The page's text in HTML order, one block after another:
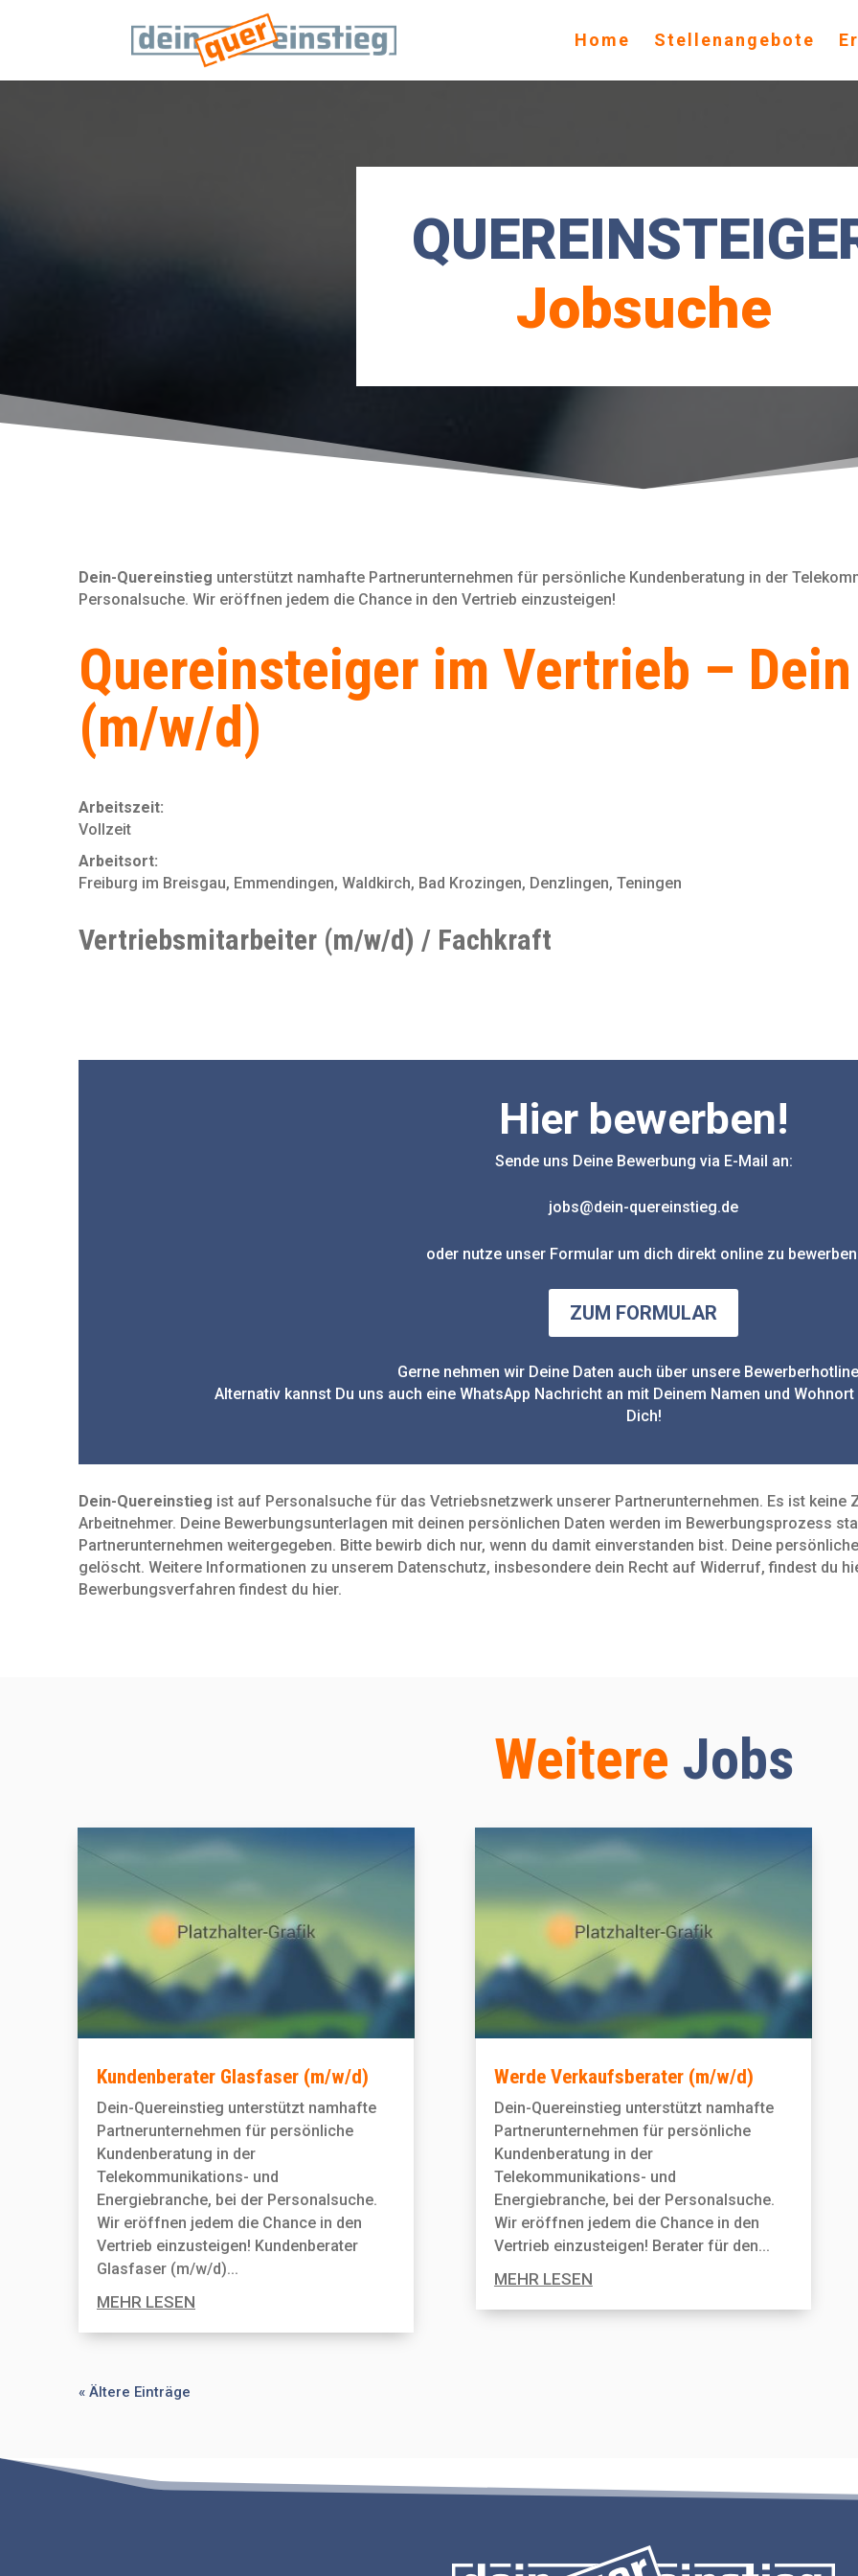
Home Stellenangebote
Jobsuche
Dein-Quereinstieg unterstützt namhafte Partnerunternehmen für persönliche Kundenberatung in der
Personal­suche. Wir eröffnen jedem die Chance in den Vertrieb einzusteigen!
Quereinsteiger im Vertrieb –
(m/w/d)
Arbeitszeit:
Vollzeit
Arbeitsort:
Freiburg im Breisgau, Emmendingen, Waldkirch, Bad Krozingen, Denzlingen, Teningen
Vertriebsmitarbeiter (m/w/d) / Fachkraft
Hier bewerben!
Sende uns Deine Bewerbung via E-Mail an:
jobs@dein-quereinstieg.de
oder nutze unser Formular um dich direkt online zu
ZUM FORMULAR
Gerne nehmen wir Deine Daten auch über unsere
Alternativ kannst Du uns auch eine WhatsApp Nachricht an mit Deinem Namen und
Dich!
Dein-Quereinstieg ist auf Personalsuche für das Vetriebsnetzwerk unserer Partnerunternehmen. Es ist
Arbeit­nehmer. Deine Bewerbungs­unter­lagen mit deinen persön­lichen Daten werden im Bewerbungs­prozess
Partnerunternehmen weitergegeben. Bitte bewirb dich nur, wenn du damit ein­verstanden bist. Deine
gelöscht. Weitere Infor­mationen zu unserem Daten­schutz, insbe­sondere dein Recht auf Widerruf, findest du
Bewerbungs­verfahren findest du hier.
Weitere Jobs
Kundenberater Glasfaser (m/w/d)
Dein-Quereinstieg unterstützt namhafte
Partnerunternehmen für persönliche
Kundenberatung in der
Telekommunikations- und
Energiebranche, bei der Personal­suche.
Wir eröffnen jedem die Chance in den
Vertrieb einzusteigen! Kundenberater
Glasfaser (m/w/d)...
MEHR LESEN
Werde Verkaufsberater (m/w/d)
Dein-Quereinstieg unterstützt namhafte
Partnerunternehmen für persönliche
Kundenberatung in der
Telekommunikations- und
Energiebranche, bei der Personal­suche.
Wir eröffnen jedem die Chance in den
Vertrieb einzusteigen! Berater für den...
MEHR LESEN
« Ältere Einträge